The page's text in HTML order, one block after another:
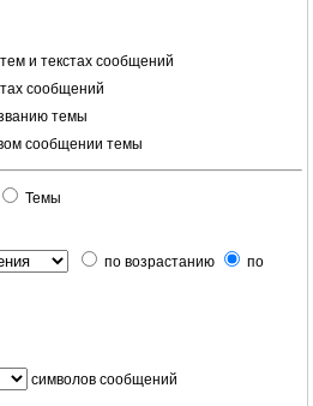
и текстах сообщений
сообщений
темы
сообщении темы
Темы
по возрастанию
по
символов сообщений